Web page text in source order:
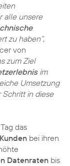
alle unsere
zu haben“,
von
zum Ziel
im
Umsetzung
Schritt in diese
das
bei ihren
Datenraten bis